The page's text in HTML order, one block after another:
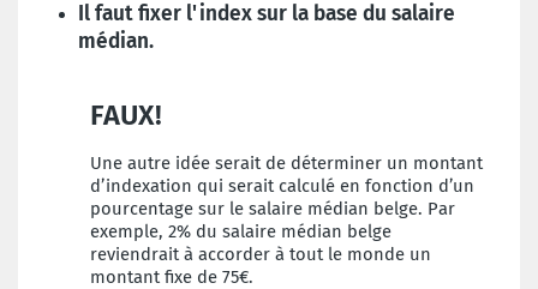
Il faut fixer l'index sur la base du salaire
médian.
FAUX!
Une autre idée serait de déterminer un montant
d’indexation qui serait calculé en fonction d’un
pourcentage sur le salaire médian belge. Par
exemple, 2% du salaire médian belge
reviendrait à accorder à tout le monde un
montant fixe de 75€.